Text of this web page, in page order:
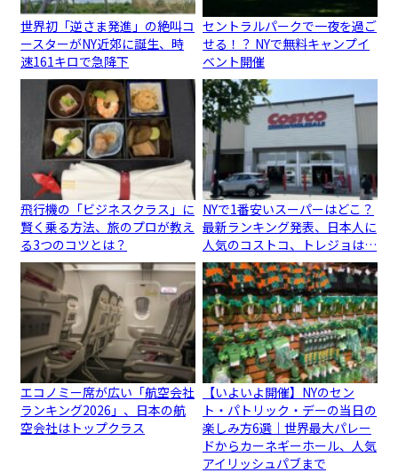
世界初「逆さま発進」の絶叫コ
ースターがNY近郊に誕生、時
速161キロで急降下
セントラルパークで一夜を過ご
せる！？ NYで無料キャンプイ
ベント開催
飛行機の「ビジネスクラス」に
賢く乗る方法、旅のプロが教え
る3つのコツとは？
NYで1番安いスーパーはどこ？
最新ランキング発表、日本人に
人気のコストコ、トレジョは…
エコノミー席が広い「航空会社
ランキング2026」、日本の航
空会社はトップクラス
【いよいよ開催】NYのセン
ト・パトリック・デーの当日の
楽しみ方6選｜世界最大パレー
ドからカーネギーホール、人気
アイリッシュパブまで